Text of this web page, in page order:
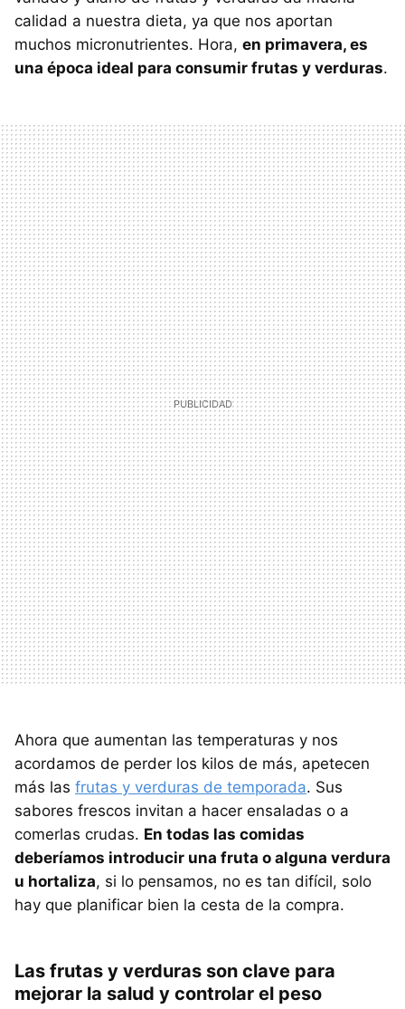
calidad a nuestra dieta, ya que nos aportan
muchos micronutrientes. Hora, en primavera, es
una época ideal para consumir frutas y verduras.
Ahora que aumentan las temperaturas y nos
acordamos de perder los kilos de más, apetecen
más las frutas y verduras de temporada. Sus
sabores frescos invitan a hacer ensaladas o a
comerlas crudas. En todas las comidas
deberíamos introducir una fruta o alguna verdura
u hortaliza, si lo pensamos, no es tan difícil, solo
hay que planificar bien la cesta de la compra.
Las frutas y verduras son clave para
mejorar la salud y controlar el peso